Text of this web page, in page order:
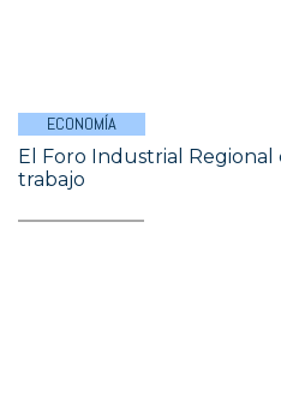
ECONOMÍA
El Foro Industrial
trabajo